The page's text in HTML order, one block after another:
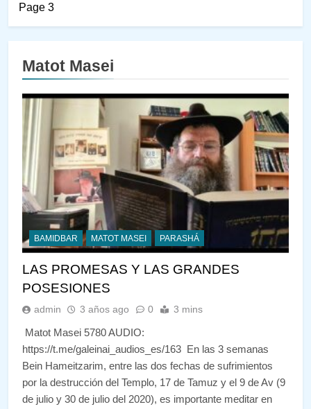
Page 3
Matot Masei
BAMIDBAR MATOT MASEI PARASHÁ
LAS PROMESAS Y LAS GRANDES
POSESIONES
admin 3 años ago 0 3 mins
Matot Masei 5780 AUDIO:
https://t.me/galeinai_audios_es/163 En las 3 semanas
Bein Hameitzarim, entre las dos fechas de sufrimientos
por la destrucción del Templo, 17 de Tamuz y el 9 de Av (9
de julio y 30 de julio del 2020), es importante meditar en